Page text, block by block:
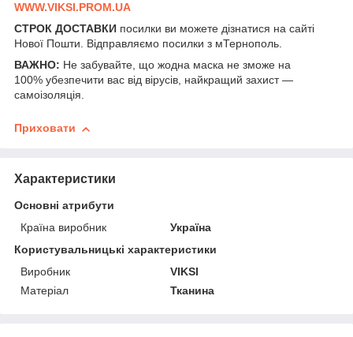
WWW.VIKSI.PROM.UA
СТРОК ДОСТАВКИ посилки ви можете дізнатися на сайті
Нової Пошти. Відправляємо посилки з мТернополь.
ВАЖНО: Не забувайте, що жодна маска не зможе на
100% убезпечити вас від вірусів, найкращий захист —
самоізоляція.
Приховати
Характеристики
Основні атрибути
Країна виробник
Україна
Користувальницькі характеристики
Виробник
VIKSI
Матеріал
Тканина